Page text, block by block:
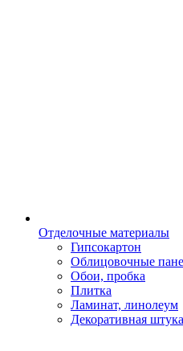
Отделочные материалы
Гипсокартон
Облицовочные
Обои, пробка
Плитка
Ламинат, линолеум
Декоративная